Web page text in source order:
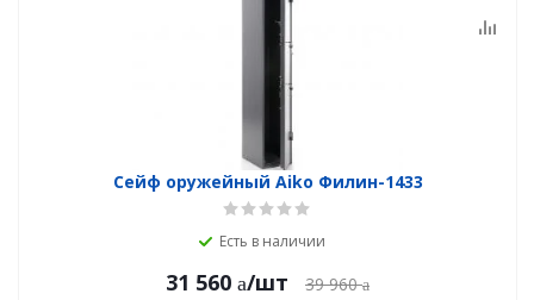
Сейф оружейный Aiko Филин-1433
Есть в наличии
31 560 /шт 39 960